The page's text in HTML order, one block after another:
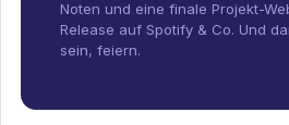
Noten und eine finale Projekt-
Release auf Spotify & Co. Und
sein, feiern.